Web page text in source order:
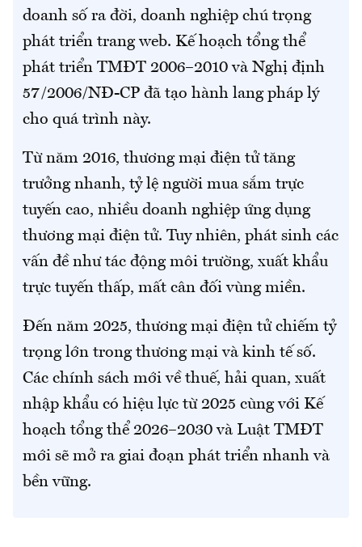
doanh số ra đời, doanh nghiệp chú trọng
phát triển trang web. Kế hoạch tổng thể
phát triển TMĐT 2006–2010 và Nghị định
57/2006/NĐ-CP đã tạo hành lang pháp lý
cho quá trình này.
Từ năm 2016, thương mại điện tử tăng
trưởng nhanh, tỷ lệ người mua sắm trực
tuyến cao, nhiều doanh nghiệp ứng dụng
thương mại điện tử. Tuy nhiên, phát sinh các
vấn đề như tác động môi trường, xuất khẩu
trực tuyến thấp, mất cân đối vùng miền.
Đến năm 2025, thương mại điện tử chiếm tỷ
trọng lớn trong thương mại và kinh tế số.
Các chính sách mới về thuế, hải quan, xuất
nhập khẩu có hiệu lực từ 2025 cùng với Kế
hoạch tổng thể 2026–2030 và Luật TMĐT
mới sẽ mở ra giai đoạn phát triển nhanh và
bền vững.